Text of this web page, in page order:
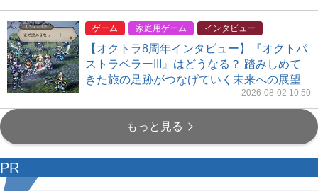
ゲーム 家庭用ゲーム インタビュー
【オクトラ8周年インタビュー】『オクトパ
ストラベラーIII』はどうなる？ 踏みしめて
きた旅の足跡がつなげていく未来への展望
2026-08-02 10:50
もっと見る
PR